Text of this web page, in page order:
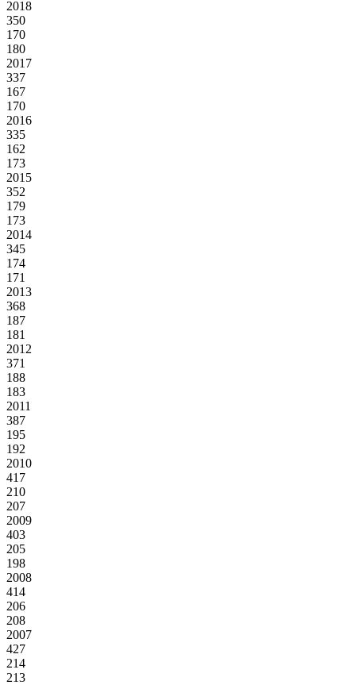
2018
350
170
180
2017
337
167
170
2016
335
162
173
2015
352
179
173
2014
345
174
171
2013
368
187
181
2012
371
188
183
2011
387
195
192
2010
417
210
207
2009
403
205
198
2008
414
206
208
2007
427
214
213